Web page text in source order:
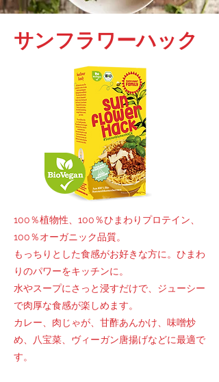
ヨーロッパ産原料
ヨーロッパで製造
インスタント - 浸漬時間なし
サンフラワーハック
100％植物性、100％ひまわりプロテイン、
100％オーガニック品質。
もっちりとした食感がお好きな方に。ひまわ
りのパワーをキッチンに。
水やスープにさっと浸すだけで、ジューシー
で肉厚な食感が楽しめます。
カレー、肉じゃが、甘酢あんかけ、味噌炒
め、八宝菜、ヴィーガン唐揚げなどに最適で
す。